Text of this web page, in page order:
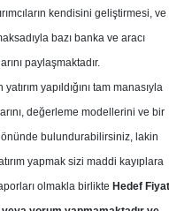
Hedef Fiyat
kendisini geliştirmesi, ve
bazı banka ve aracı
paylaşmaktadır.
yapıldığını tam manasıyla
değerleme modellerini ve bir
bulundurabilirsiniz, lakin
yapmak sizi maddi kayıplara
olmakla birlikte Hedef Fiyat